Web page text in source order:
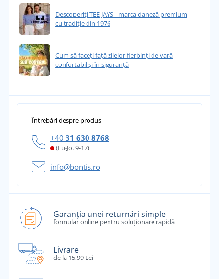
Descoperiți TEE JAYS - marca daneză premium
cu tradiție din 1976
Cum să faceți față zilelor fierbinți de vară
confortabil și în siguranță
Întrebări despre produs
+40 31 630 8768
(Lu-Jo, 9-17)
info@bontis.ro
Garanția unei returnări simple
formular online pentru soluționare rapidă
Livrare
de la 15,99 Lei